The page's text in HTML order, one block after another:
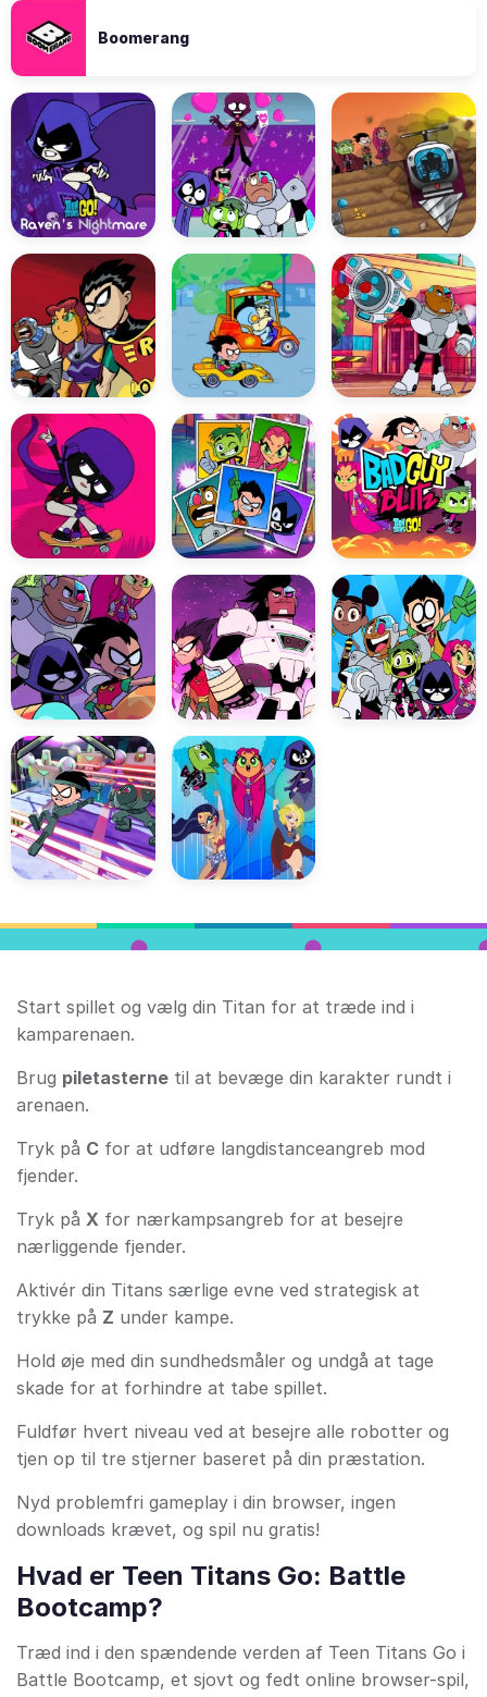
Boomerang
Start spillet og vælg din Titan for at træde ind i
kamparenaen.
Brug piletasterne til at bevæge din karakter rundt i
arenaen.
Tryk på C for at udføre langdistanceangreb mod
fjender.
Tryk på X for nærkampsangreb for at besejre
nærliggende fjender.
Aktivér din Titans særlige evne ved strategisk at
trykke på Z under kampe.
Hold øje med din sundhedsmåler og undgå at tage
skade for at forhindre at tabe spillet.
Fuldfør hvert niveau ved at besejre alle robotter og
tjen op til tre stjerner baseret på din præstation.
Nyd problemfri gameplay i din browser, ingen
downloads krævet, og spil nu gratis!
Hvad er Teen Titans Go: Battle
Bootcamp?
Træd ind i den spændende verden af Teen Titans Go i
Battle Bootcamp, et sjovt og fedt online browser-spil,